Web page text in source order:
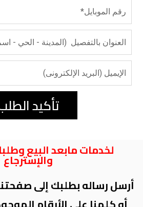
تأكيد
لخدمات مابعد البيع
والإسترجاع
أرسل رساله بطلبك إلى